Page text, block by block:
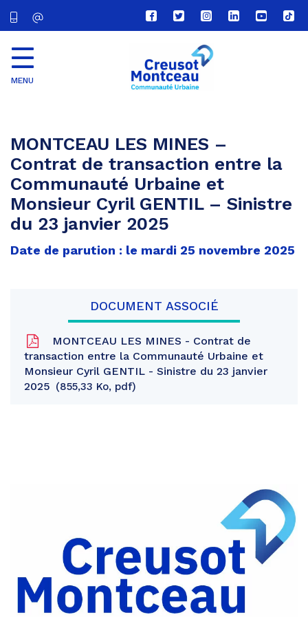
Lien
vers
compte
Facebook
Lien
vers
compte
Twitter
Lien
vers
le
compte
Lien
vers
Lien
vers
Lien
vers
MENU
MONTCEAU LES MINES –
Contrat de transaction entre la
Communauté Urbaine et
Monsieur Cyril GENTIL – Sinistre
du 23 janvier 2025
Date de parution : le mardi 25 novembre 2025
DOCUMENT ASSOCIÉ
MONTCEAU LES MINES - Contrat de
transaction entre la Communauté Urbaine et
Monsieur Cyril GENTIL - Sinistre du 23 janvier
2025
855,33 Ko, pdf
Facebook
Partager
Twitter
Partager
par
e-